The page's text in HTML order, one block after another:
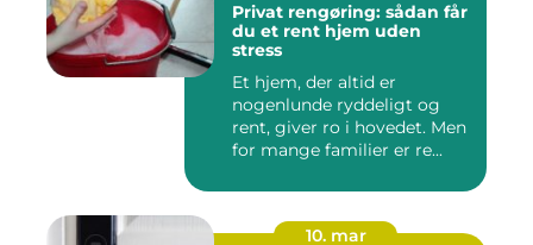
Privat rengøring: sådan får
du et rent hjem uden
stress
Et hjem, der altid er
nogenlunde ryddeligt og
rent, giver ro i hovedet. Men
for mange familier er re...
10. mar